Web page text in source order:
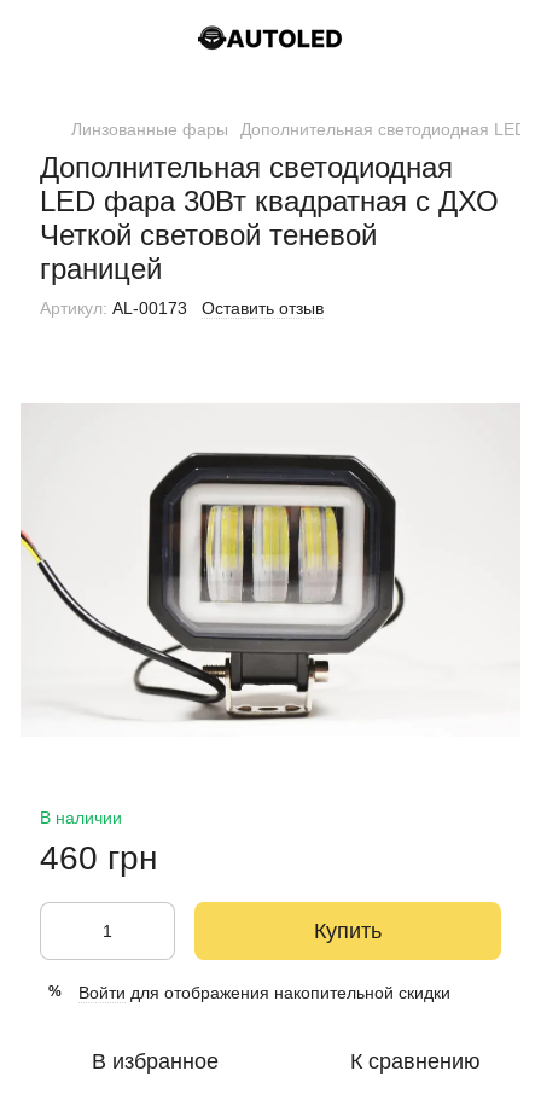
Линзованные фары Дополнительная светодиодная LED
Дополнительная светодиодная
LED фара 30Вт квадратная с ДХО
Четкой световой теневой
границей
Артикул: AL-00173 Оставить отзыв
В наличии
460 грн
Купить
% Войти для отображения накопительной скидки
В избранное К сравнению